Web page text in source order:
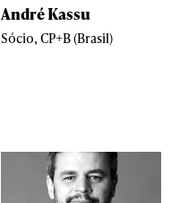
André Kassu
Sócio, CP+B (Brasil)